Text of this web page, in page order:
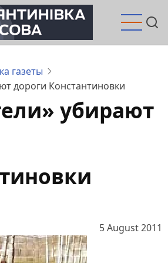
газеты
дороги Константиновки
убирают
5 August 2011